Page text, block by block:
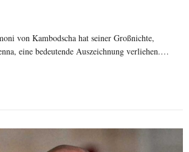
von Kambodscha hat seiner Großnichte,
eine bedeutende Auszeichnung verliehen.…